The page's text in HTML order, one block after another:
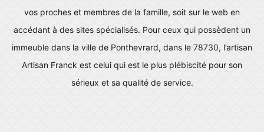
vos proches et membres de la famille, soit sur le web en
accédant à des sites spécialisés. Pour ceux qui possèdent un
immeuble dans la ville de Ponthevrard, dans le 78730, l’artisan
Artisan Franck est celui qui est le plus plébiscité pour son
sérieux et sa qualité de service.